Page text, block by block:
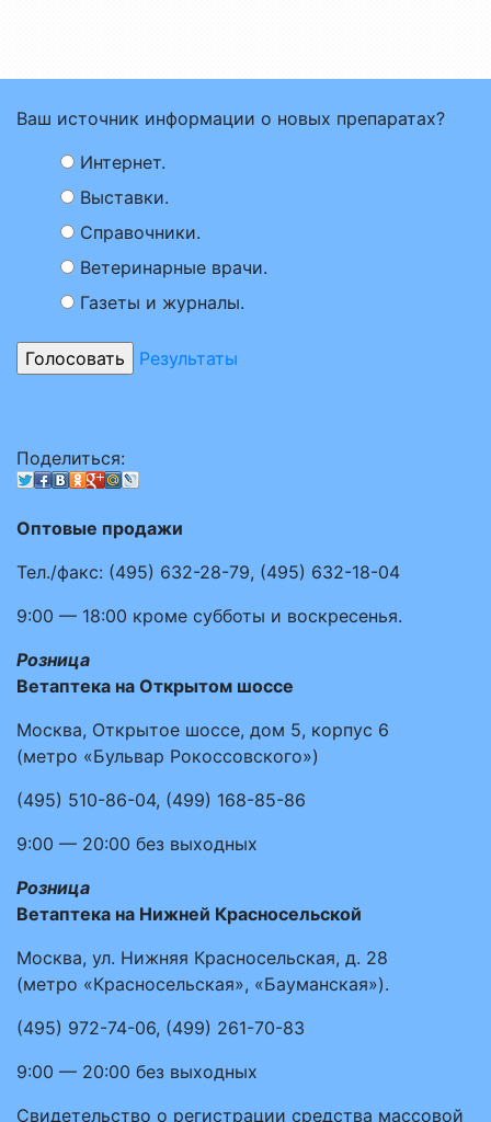
Ваш источник информации о новых препаратах?
Интернет.
Выставки.
Справочники.
Ветеринарные врачи.
Газеты и журналы.
Результаты
Поделиться:
Оптовые продажи
Тел./факс: (495) 632-28-79, (495) 632-18-04
9:00 — 18:00 кроме субботы и воскресенья.
Розница
Ветаптека на Открытом шоссе
Москва, Открытое шоссе, дом 5, корпус 6
(метро «Бульвар Рокоссовского»)
(495) 510-86-04, (499) 168-85-86
9:00 — 20:00 без выходных
Розница
Ветаптека на Нижней Красносельской
Москва, ул. Нижняя Красносельская, д. 28
(метро «Красносельская», «Бауманская»).
(495) 972-74-06, (499) 261-70-83
9:00 — 20:00 без выходных
Свидетельство о регистрации средства массовой